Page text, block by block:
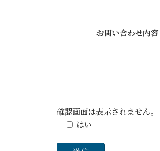
お問い合わせ内容
確認画面は表示されません
はい